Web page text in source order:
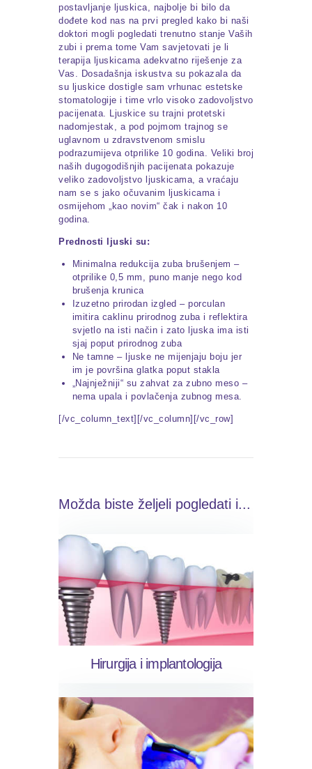
postavljanje ljuskica, najbolje bi bilo da
dođete kod nas na prvi pregled kako bi naši
doktori mogli pogledati trenutno stanje Vaših
zubi i prema tome Vam savjetovati je li
terapija ljuskicama adekvatno riješenje za
Vas. Dosadašnja iskustva su pokazala da
su ljuskice dostigle sam vrhunac estetske
stomatologije i time vrlo visoko zadovoljstvo
pacijenata. Ljuskice su trajni protetski
nadomjestak, a pod pojmom trajnog se
uglavnom u zdravstvenom smislu
podrazumijeva otprilike 10 godina. Veliki broj
naših dugogodišnjih pacijenata pokazuje
veliko zadovoljstvo ljuskicama, a vraćaju
nam se s jako očuvanim ljuskicama i
osmijehom „kao novim“ čak i nakon 10
godina.
Prednosti ljuski su:
Minimalna redukcija zuba brušenjem –
otprilike 0,5 mm, puno manje nego kod
brušenja krunica
Izuzetno prirodan izgled – porculan
imitira caklinu prirodnog zuba i reflektira
svjetlo na isti način i zato ljuska ima isti
sjaj poput prirodnog zuba
Ne tamne – ljuske ne mijenjaju boju jer
im je površina glatka poput stakla
„Najnježniji“ su zahvat za zubno meso –
nema upala i povlačenja zubnog mesa.
[/vc_column_text][/vc_column][/vc_row]
Možda biste željeli pogledati i...
Hirurgija i implantologija